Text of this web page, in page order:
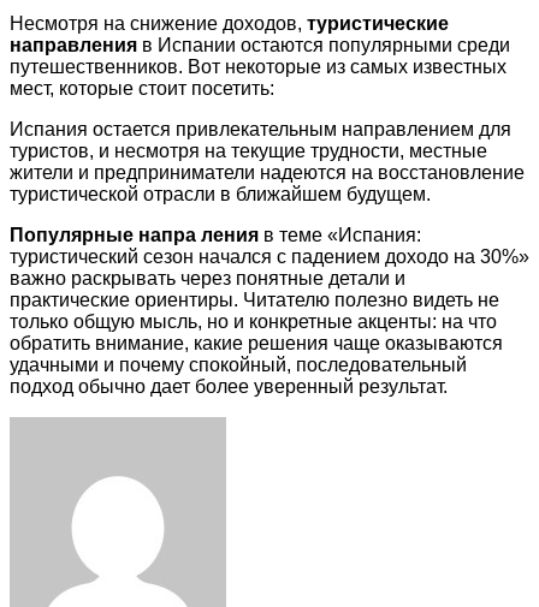
Несмотря на снижение доходов, туристические
направления в Испании остаются популярными среди
путешественников. Вот некоторые из самых известных
мест, которые стоит посетить:
Испания остается привлекательным направлением для
туристов, и несмотря на текущие трудности, местные
жители и предприниматели надеются на восстановление
туристической отрасли в ближайшем будущем.
Популярные напра ления в теме «Испания:
туристический сезон начался с падением доходо на 30%»
важно раскрывать через понятные детали и
практические ориентиры. Читателю полезно видеть не
только общую мысль, но и конкретные акценты: на что
обратить внимание, какие решения чаще оказываются
удачными и почему спокойный, последовательный
подход обычно дает более уверенный результат.